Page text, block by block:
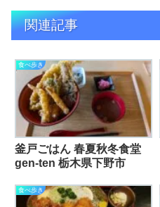
関連記事
食べ歩き
釜戸ごはん 春夏秋冬食堂
gen-ten 栃木県下野市
食べ歩き